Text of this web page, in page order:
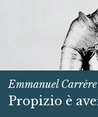
Emmanuel Carrère
Propizio è